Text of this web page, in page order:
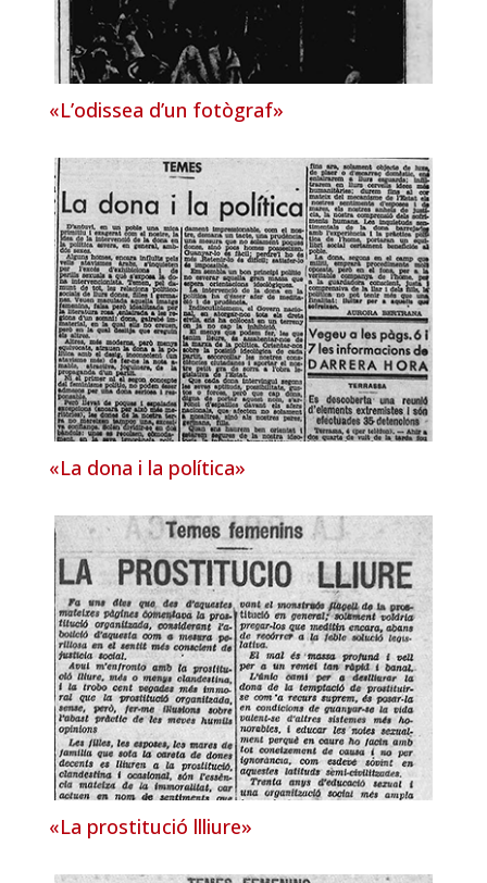
«L’odissea d’un fotògraf»
«La dona i la política»
«La prostitució llliure»